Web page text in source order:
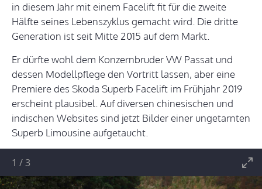
in diesem Jahr mit einem Facelift fit für die zweite
Hälfte seines Lebenszyklus gemacht wird. Die dritte
Generation ist seit Mitte 2015 auf dem Markt.
Er dürfte wohl dem Konzernbruder VW Passat und
dessen Modellpflege den Vortritt lassen, aber eine
Premiere des Skoda Superb Facelift im Frühjahr 2019
erscheint plausibel. Auf diversen chinesischen und
indischen Websites sind jetzt Bilder einer ungetarnten
Superb Limousine aufgetaucht.
1 /3